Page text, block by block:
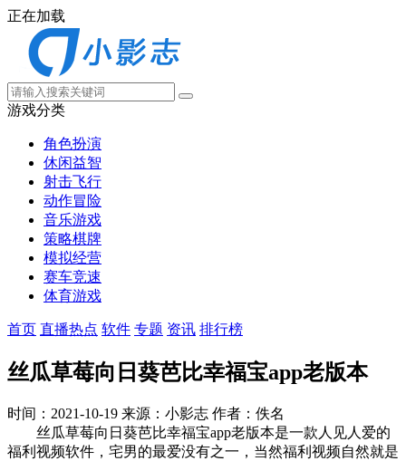
正在加载
游戏分类
角色扮演
休闲益智
射击飞行
动作冒险
音乐游戏
策略棋牌
模拟经营
赛车竞速
体育游戏
首页 直播热点 软件 专题 资讯 排行榜
丝瓜草莓向日葵芭比幸福宝app老版本
时间：2021-10-19 来源：小影志 作者：佚名
丝瓜草莓向日葵芭比幸福宝app老版本是一款人见人爱的
福利视频软件，宅男的最爱没有之一，当然福利视频自然就是